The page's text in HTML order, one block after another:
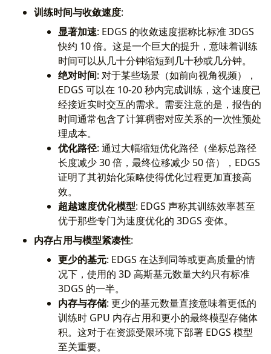
训练时间与收敛速度:
显著加速: EDGS 的收敛速度据称比标准 3DGS
快约 10 倍。这是一个巨大的提升，意味着训练
时间可以从几十分钟缩短到几十秒或几分钟。
绝对时间: 对于某些场景（如前向视角视频），
EDGS 可以在 10-20 秒内完成训练，这个速度已
经接近实时交互的需求。需要注意的是，报告的
时间通常包含了计算稠密对应关系的一次性预处
理成本。
优化路径: 通过大幅缩短优化路径（坐标总路径
长度减少 30 倍，最终位移减少 50 倍），EDGS
证明了其初始化策略使得优化过程更加直接高
效。
超越速度优化模型: EDGS 声称其训练效率甚至
优于那些专门为速度优化的 3DGS 变体。
内存占用与模型紧凑性:
更少的基元: EDGS 在达到同等或更高质量的情
况下，使用的 3D 高斯基元数量大约只有标准
3DGS 的一半。
内存与存储: 更少的基元数量直接意味着更低的
训练时 GPU 内存占用和更小的最终模型存储体
积。这对于在资源受限环境下部署 EDGS 模型
至关重要。